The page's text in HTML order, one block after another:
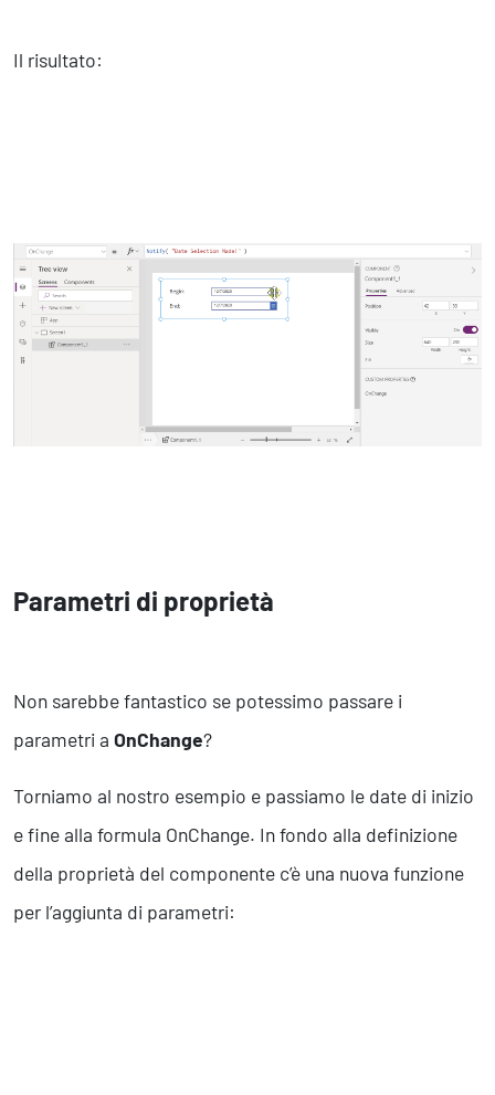
Il risultato:
Parametri di proprietà
Non sarebbe fantastico se potessimo passare i
parametri a OnChange?
Torniamo al nostro esempio e passiamo le date di inizio
e fine alla formula OnChange. In fondo alla definizione
della proprietà del componente c’è una nuova funzione
per l’aggiunta di parametri: